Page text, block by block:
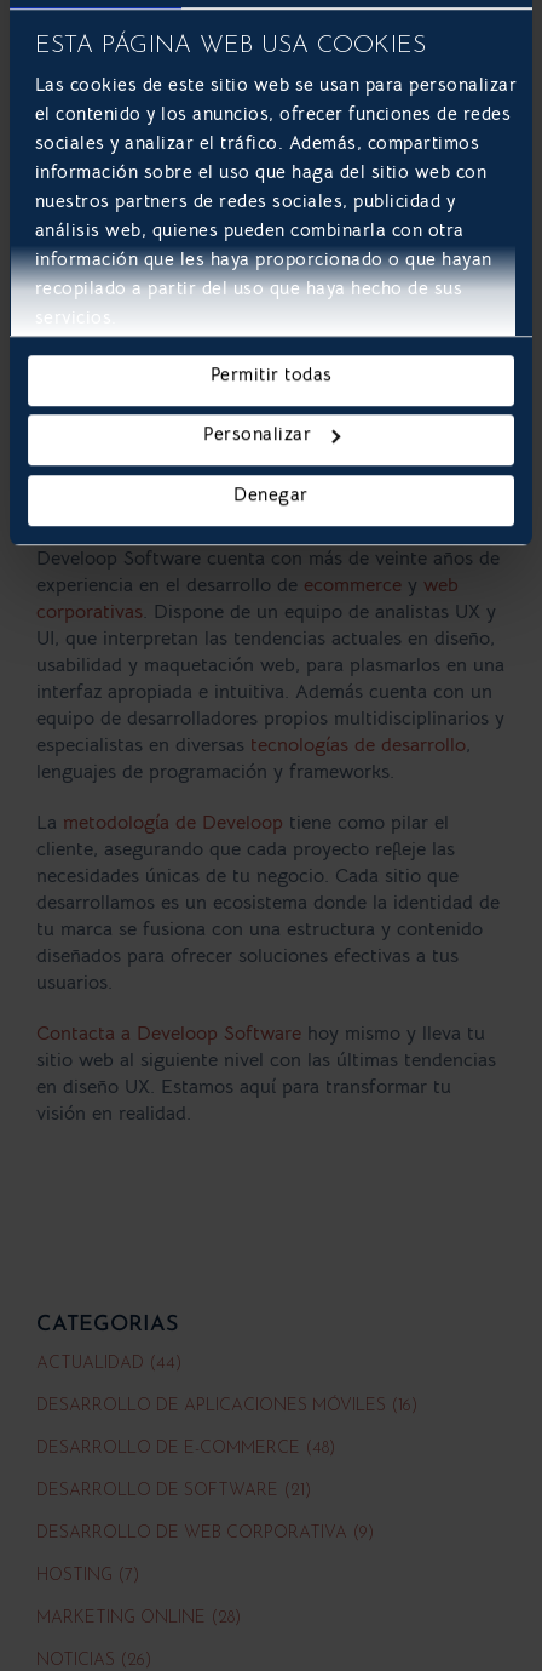
ESTA PÁGINA WEB USA COOKIES
Las cookies de este sitio web se usan para personalizar
el contenido y los anuncios, ofrecer funciones de redes
sociales y analizar el tráfico. Además, compartimos
información sobre el uso que haga del sitio web con
nuestros partners de redes sociales, publicidad y
análisis web, quienes pueden combinarla con otra
información que les haya proporcionado o que hayan
recopilado a partir del uso que haya hecho de sus
servicios.
Permitir todas
Personalizar
Denegar
permite a los usuarios personalizar su experiencia y
presentar el sitio web o aplicación en ese estilo.
Minimiza la fatiga visual y el uso de la batería, lo que
lo convierte en un estilo popular para las aplicaciones
móviles en particular.
Diseña tu sitio web con Develoop
Software
Develoop Software cuenta con más de veinte años de
experiencia en el desarrollo de ecommerce y web
corporativas. Dispone de un equipo de analistas UX y
UI, que interpretan las tendencias actuales en diseño,
usabilidad y maquetación web, para plasmarlos en una
interfaz apropiada e intuitiva. Además cuenta con un
equipo de desarrolladores propios multidisciplinarios y
especialistas en diversas tecnologías de desarrollo,
lenguajes de programación y frameworks.
La metodología de Develoop tiene como pilar el
cliente, asegurando que cada proyecto refleje las
necesidades únicas de tu negocio. Cada sitio que
desarrollamos es un ecosistema donde la identidad de
tu marca se fusiona con una estructura y contenido
diseñados para ofrecer soluciones efectivas a tus
usuarios.
Contacta a Develoop Software hoy mismo y lleva tu
sitio web al siguiente nivel con las últimas tendencias
en diseño UX. Estamos aquí para transformar tu
visión en realidad.
CATEGORIAS
ACTUALIDAD (44)
DESARROLLO DE APLICACIONES MÓVILES (16)
DESARROLLO DE E-COMMERCE (48)
DESARROLLO DE SOFTWARE (21)
DESARROLLO DE WEB CORPORATIVA (9)
HOSTING (7)
MARKETING ONLINE (28)
NOTICIAS (26)